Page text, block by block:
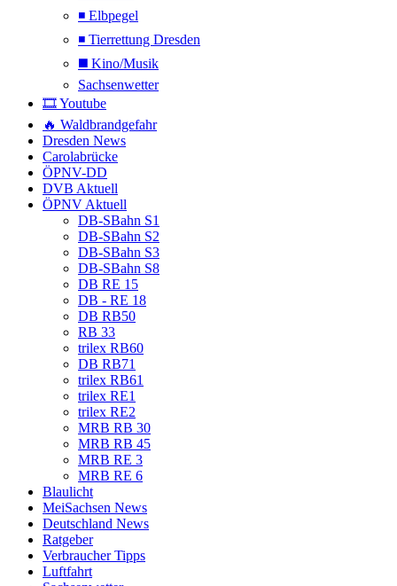
◾ Elbpegel
◾ Tierrettung Dresden
◼️ Kino/Musik
Sachsenwetter
🎞️ Youtube
🔥 Waldbrandgefahr
Dresden News
Carolabrücke
ÖPNV-DD
DVB Aktuell
ÖPNV Aktuell
DB-SBahn S1
DB-SBahn S2
DB-SBahn S3
DB-SBahn S8
DB RE 15
DB - RE 18
DB RB50
RB 33
trilex RB60
DB RB71
trilex RB61
trilex RE1
trilex RE2
MRB RB 30
MRB RB 45
MRB RE 3
MRB RE 6
Blaulicht
MeiSachsen News
Deutschland News
Ratgeber
Verbraucher Tipps
Luftfahrt